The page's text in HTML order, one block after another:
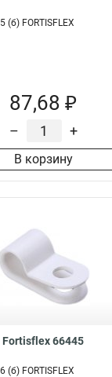
FORTISFLEX
87,68 ₽
– +
В корзину
Fortisflex 66445
FORTISFLEX